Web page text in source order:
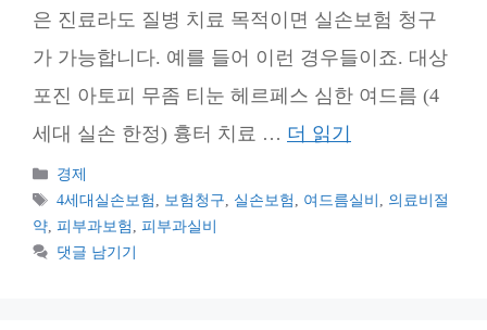
은 진료라도 질병 치료 목적이면 실손보험 청구
가 가능합니다. 예를 들어 이런 경우들이죠. 대상
포진 아토피 무좀 티눈 헤르페스 심한 여드름 (4
세대 실손 한정) 흉터 치료 … 더 읽기
카
테
리
경제
태
그
4세대실손보험 , 보험청구, 실손보험 , 여드름실비 , 의료비절
약, 피부과보험 , 피부과실비
댓글 남기기